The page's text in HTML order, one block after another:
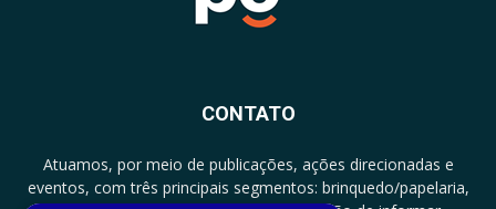
CONTATO
Atuamos, por meio de publicações, ações direcionadas e
eventos, com três principais segmentos: brinquedo/papelaria,